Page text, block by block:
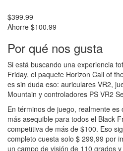
$399.99
Ahorre $100.99
Por qué nos gusta
Si está buscando una experiencia
Friday, el paquete Horizon Call of
es sin duda eso: auriculares VR2,
Mountain y controladores PS VR2
En términos de juego, realmente
más asequible para todos el Black
competitiva de más de $100. Eso
completo cuesta solo $ 299,99 por
un campo de visión de 110 grados